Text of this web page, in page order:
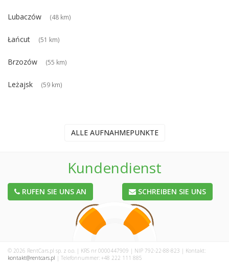
Lubaczów (48 km)
Łańcut (51 km)
Brzozów (55 km)
Leżajsk (59 km)
ALLE AUFNAHMEPUNKTE
Kundendienst
RUFEN SIE UNS AN SCHREIBEN SIE UNS
© 2026 RentCars.pl sp. z o.o. | KRS nr 0000447909 | NIP 792-22-88-823 | Kontakt:
kontakt@rentcars.pl | Telefonnummer: +48 222 111 885